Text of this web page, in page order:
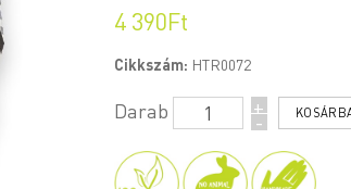
4 390Ft
Cikkszám: HTR0072
Darab +
-